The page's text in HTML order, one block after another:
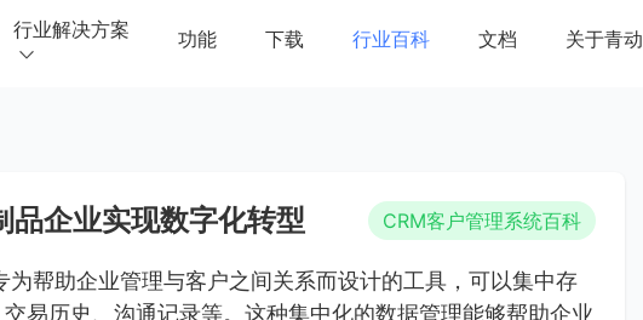
行业解决方案 功能 下载 行业百科 文档 关于青动
品企业实现数字化转型 CRM客户管理系统百科
帮助企业管理与客户之间关系而设计的工具，可以集中存
易历史、沟通记录等。这种集中化的数据管理能够帮助企业